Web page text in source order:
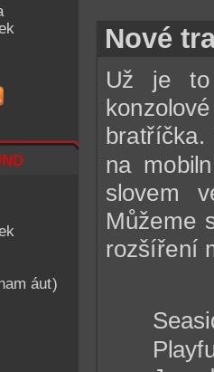
áut)
Nové
Už je to
na
slovem
Můžeme
rozšíření